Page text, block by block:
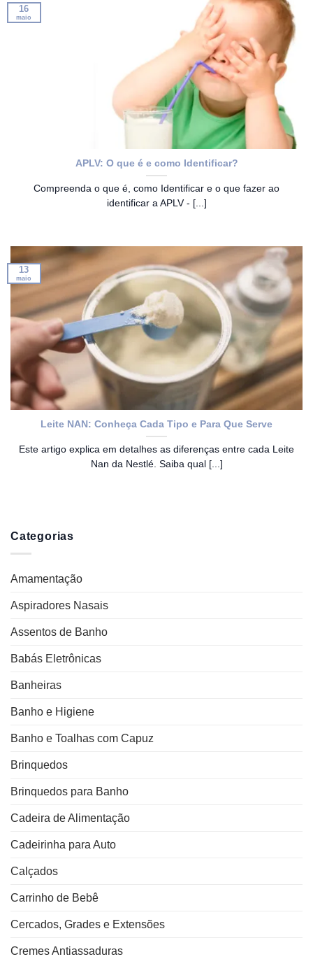
APLV: O que é e como Identificar?
Compreenda o que é, como Identificar e o que fazer ao
identificar a APLV - [...]
16
maio
Leite NAN: Conheça Cada Tipo e Para Que Serve
Este artigo explica em detalhes as diferenças entre cada Leite
Nan da Nestlé. Saiba qual [...]
13
maio
Categorias
Amamentação
Aspiradores Nasais
Assentos de Banho
Babás Eletrônicas
Banheiras
Banho e Higiene
Banho e Toalhas com Capuz
Brinquedos
Brinquedos para Banho
Cadeira de Alimentação
Cadeirinha para Auto
Calçados
Carrinho de Bebê
Cercados, Grades e Extensões
Cremes Antiassaduras